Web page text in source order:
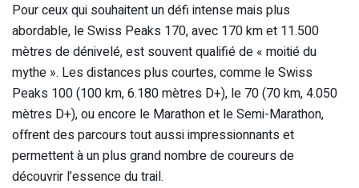
Pour ceux qui souhaitent un défi intense mais plus
abordable, le Swiss Peaks 170, avec 170 km et 11.500
mètres de dénivelé, est souvent qualifié de « moitié du
mythe ». Les distances plus courtes, comme le Swiss
Peaks 100 (100 km, 6.180 mètres D+), le 70 (70 km, 4.050
mètres D+), ou encore le Marathon et le Semi-Marathon,
offrent des parcours tout aussi impressionnants et
permettent à un plus grand nombre de coureurs de
découvrir l’essence du trail.